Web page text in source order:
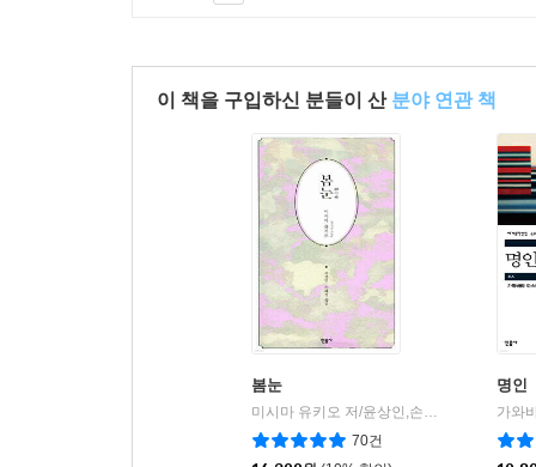
이 책을 구입하신 분들이 산 분야 연관 책
봄눈
미시마 유키오 저/윤상인,손혜경 공역
민음
70건
명인